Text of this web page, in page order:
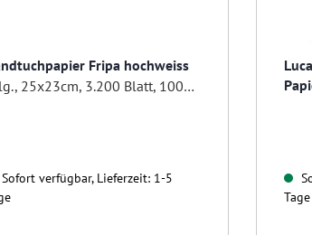
Fripa hochweiss
2-lg., 25x23cm, 3.200 Blatt, 100% Zellstoff
Sofort verfügbar, Lieferzeit: 1-5
Tage